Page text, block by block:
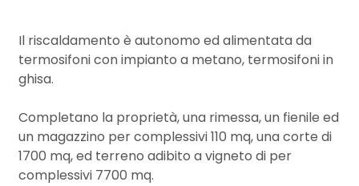
Il riscaldamento è autonomo ed alimentata da
termosifoni con impianto a metano, termosifoni in
ghisa.
Completano la proprietà, una rimessa, un fienile ed
un magazzino per complessivi 110 mq, una corte di
1700 mq, ed terreno adibito a vigneto di per
complessivi 7700 mq.
minimi
Qualsiasi
2